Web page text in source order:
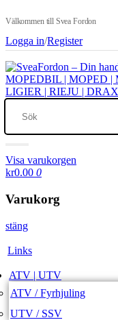
Välkommen till Svea Fordon
Logga in/Register
Visa varukorgen
kr0.00 0
Varukorg
stäng
Links
ATV | UTV
ATV / Fyrhjuling
UTV / SSV